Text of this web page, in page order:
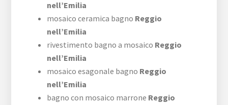
nell’Emilia
mosaico ceramica bagno Reggio
nell’Emilia
rivestimento bagno a mosaico Reggio
nell’Emilia
mosaico esagonale bagno Reggio
nell’Emilia
bagno con mosaico marrone Reggio